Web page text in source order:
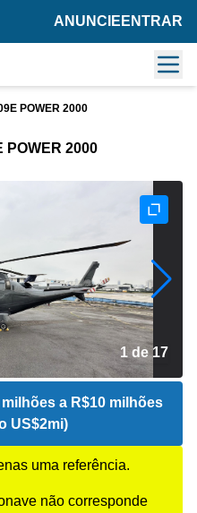
ANUNCIE ENTRAR
POWER 2000
POWER 2000
2 de 17
milhões a R$10 milhões
US$2mi)
uma referência.
não corresponde